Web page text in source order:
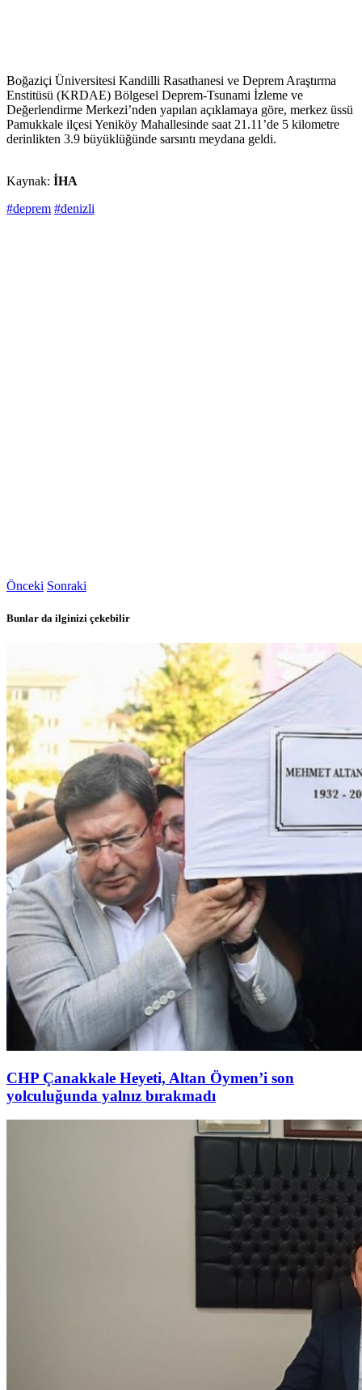
Boğaziçi Üniversitesi Kandilli Rasathanesi ve Deprem Araştırma
Enstitüsü (KRDAE) Bölgesel Deprem-Tsunami İzleme ve
Değerlendirme Merkezi’nden yapılan açıklamaya göre, merkez üssü
Pamukkale ilçesi Yeniköy Mahallesinde saat 21.11’de 5 kilometre
derinlikten 3.9 büyüklüğünde sarsıntı meydana geldi.
Kaynak: İHA
#deprem #denizli
Önceki Sonraki
Bunlar da ilginizi çekebilir
CHP Çanakkale Heyeti, Altan Öymen’i son
yolculuğunda yalnız bırakmadı